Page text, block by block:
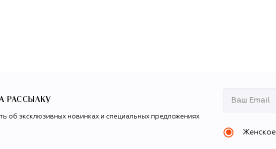
РАССЫЛКУ
об эксклюзивных новинках и специальных предложениях
Женское